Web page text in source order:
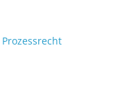
Prozessrecht